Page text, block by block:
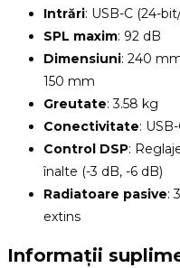
Intrări: USB-C (24-
SPL maxim: 92 dB
Dimensiuni: 240
150 mm
Greutate: 3.58 kg
Conectivitate:
Control DSP:
înalte (-3 dB, -6 dB)
Radiatoare pasive:
extins
Informații